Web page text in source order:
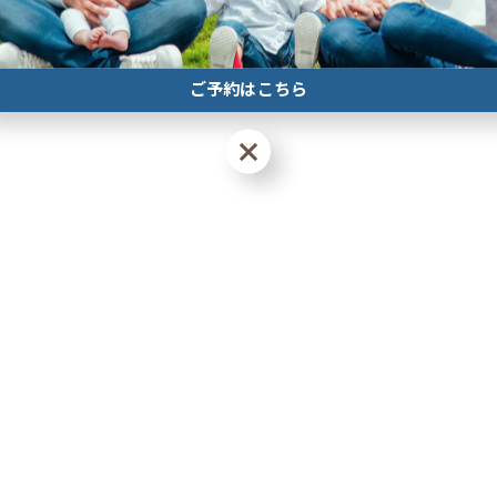
一覧に戻る
ご予約はこちら
ご予約はこちら